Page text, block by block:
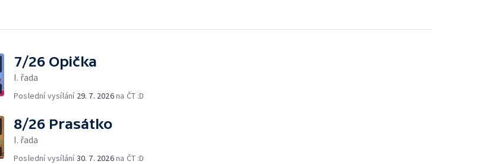
7/26 Opička
I. řada
Poslední vysílání 29. 7. 2026na ČT :D
8/26 Prasátko
I. řada
Poslední vysílání30. 7. 2026na ČT :D